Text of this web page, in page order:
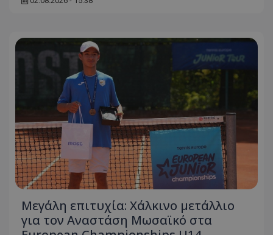
Μεγάλη επιτυχία: Χάλκινο μετάλλιο
για τον Αναστάση Μωσαϊκό στα